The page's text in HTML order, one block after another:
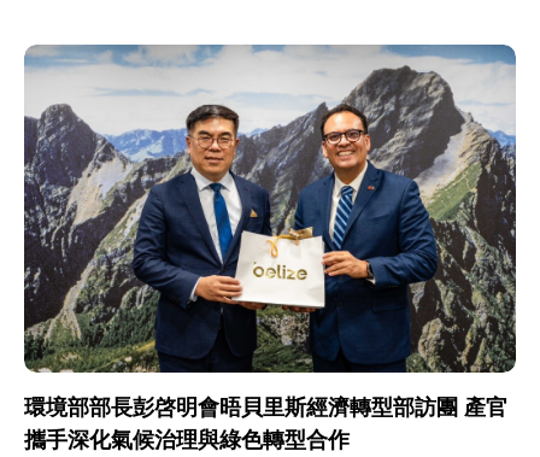
環境部部長彭啓明會晤貝里斯經濟轉型部訪團 產官
攜手深化氣候治理與綠色轉型合作